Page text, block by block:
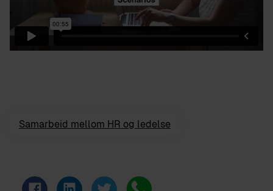
Samarbeid mellom HR og ledelse